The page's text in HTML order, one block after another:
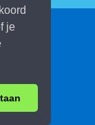
je